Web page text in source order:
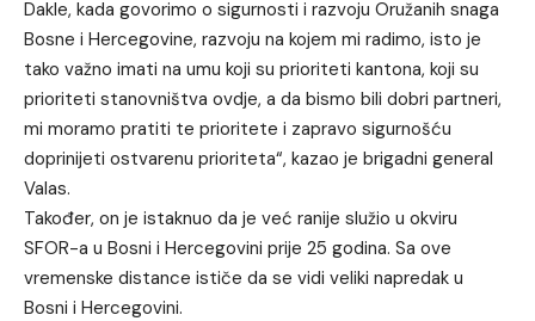
Dakle, kada govorimo o sigurnosti i razvoju Oružanih snaga
Bosne i Hercegovine, razvoju na kojem mi radimo, isto je
tako važno imati na umu koji su prioriteti kantona, koji su
prioriteti stanovništva ovdje, a da bismo bili dobri partneri,
mi moramo pratiti te prioritete i zapravo sigurnošću
doprinijeti ostvarenu prioriteta“, kazao je brigadni general
Valas.
Također, on je istaknuo da je već ranije služio u okviru
SFOR-a u Bosni i Hercegovini prije 25 godina. Sa ove
vremenske distance ističe da se vidi veliki napredak u
Bosni i Hercegovini.